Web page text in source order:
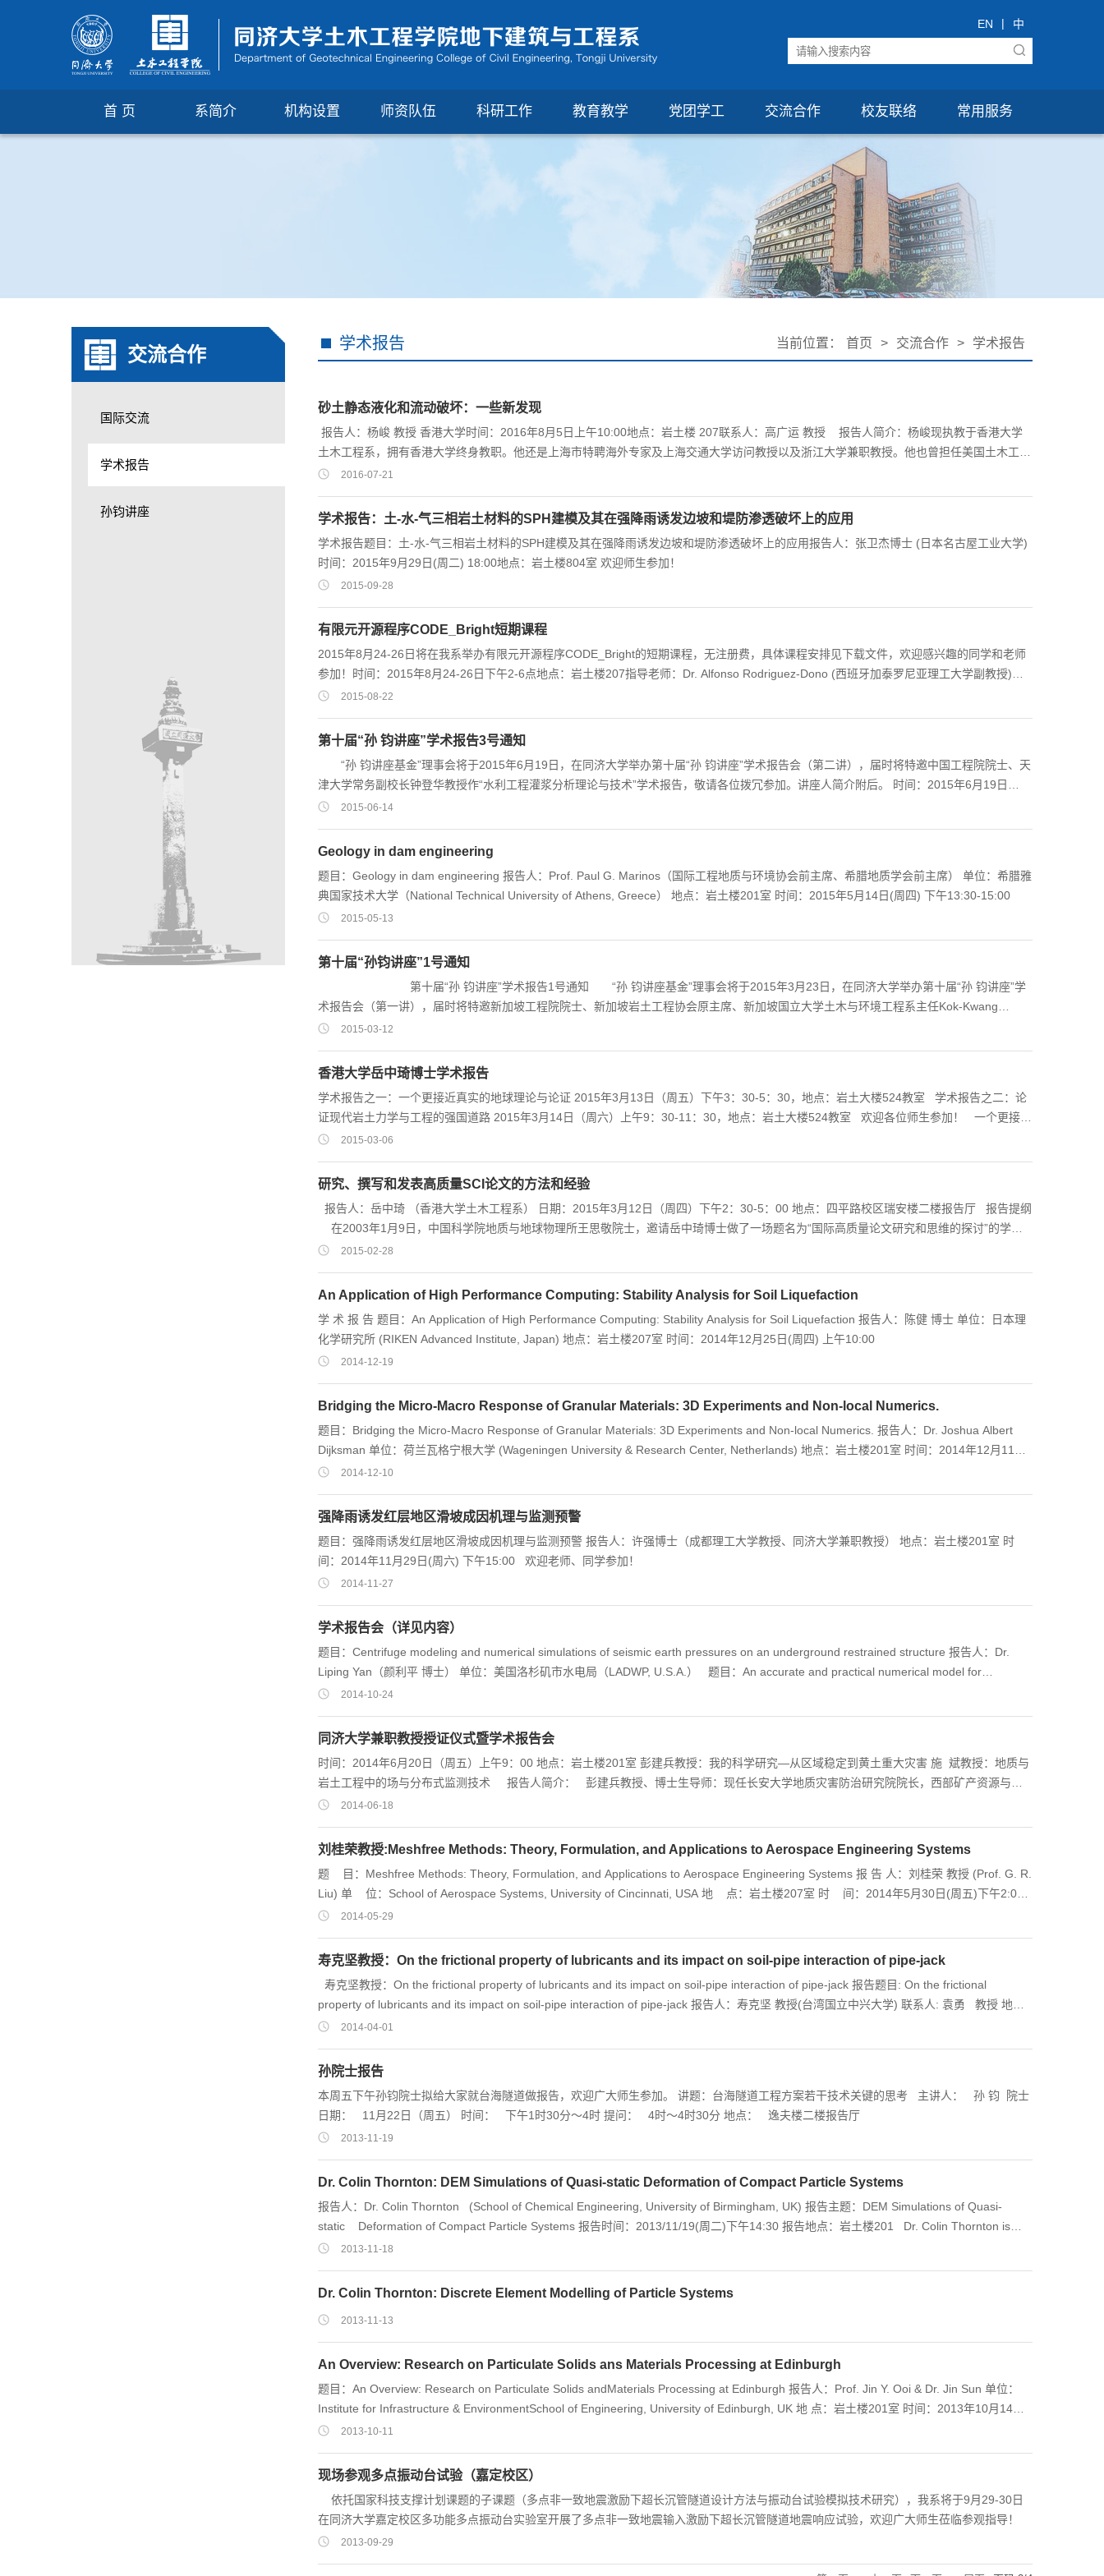
EN | 中
首 页 系简介 机构设置 师资队伍 科研工作 教育教学 党团学工 交流合作 校友联络 常用服务
交流合作
国际交流
学术报告
孙钧讲座
学术报告 当前位置： 首页 > 交流合作 > 学术报告
砂土静态液化和流动破坏：一些新发现
报告人：杨峻 教授 香港大学时间：2016年8月5日上午10:00地点：岩土楼 207联系人：高广运 教授 报告人简介：杨峻现执教于香港大学
土木工程系，拥有香港大学终身教职。他还是上海市特聘海外专家及上海交通大学访问教授以及浙江大学兼职教授。他也曾担任美国土木工程
师学会（ASCE）香港分会会长（2010-2011）、国际工程顾问公司港珠澳大桥特大项目岩土工程咨询专家以及国家重点基础研究发展计划项
涉及岩土工程、地震工程及其交叉领域，包括砂土在复杂应力条件下的液化机理、灾害及评估、地震场地效应及多维地震响应分析、土与结构
工程问题，并发表了170余篇研究论文...
2016-07-21
学术报告：土-水-气三相岩土材料的SPH建模及其在强降雨诱发边坡和堤防渗透破坏上的应用
学术报告题目：土-水-气三相岩土材料的SPH建模及其在强降雨诱发边坡和堤防渗透破坏上的应用报告人：张卫杰博士 (日本名古屋工业大学)
时间：2015年9月29日(周二) 18:00地点：岩土楼804室 欢迎师生参加！
2015-09-28
有限元开源程序CODE_Bright短期课程
2015年8月24-26日将在我系举办有限元开源程序CODE_Bright的短期课程，无注册费，具体课程安排见下载文件，欢迎感兴趣的同学和老师
参加！时间：2015年8月24-26日下午2-6点地点：岩土楼207指导老师：Dr. Alfonso Rodriguez-Dono (西班牙加泰罗尼亚理工大学副教授)具
体内容详见附件 Code_Bright简介 CODE_BRIGHT is a general-purpose finite element program developed by the Department of
hydro-mechanical (THM) phenomena in geological media. The development of CODE_BRIGHT started in 1990 with the purpose of
2015-08-22
第十届“孙 钧讲座”学术报告3号通知
“孙 钧讲座基金”理事会将于2015年6月19日，在同济大学举办第十届“孙 钧讲座”学术报告会（第二讲），届时将特邀中国工程院院士、天
津大学常务副校长钟登华教授作“水利工程灌浆分析理论与技术”学术报告，敬请各位拨冗参加。讲座人简介附后。 时间：2015年6月19日
14:00-16:30地点：同济大学逸夫楼二楼演讲厅 主 办：“孙钧讲座基金”理事会协 办：同济大学土木工程学院地下建筑与工程系 中国土木
土木工程学会地下工程专业委员会 &nb...
2015-06-14
Geology in dam engineering
题目：Geology in dam engineering 报告人：Prof. Paul G. Marinos（国际工程地质与环境协会前主席、希腊地质学会前主席） 单位：希腊雅
典国家技术大学（National Technical University of Athens, Greece） 地点：岩土楼201室 时间：2015年5月14日(周四) 下午13:30-15:00
2015-05-13
第十届“孙钧讲座”1号通知
术报告会（第一讲），届时将特邀新加坡工程院院士、新加坡岩土工程协会原主席、新加坡国立大学土木与环境工程系主任Kok-Kwang
Phoon教授作“Reliability of Geotechnical Structures”学术报告。敬请各位拨冗参加。讲座内容及讲座人简介附后。 时间：2015年3月23日下
2015-03-12
香港大学岳中琦博士学术报告
学术报告之一：一个更接近真实的地球理论与论证 2015年3月13日（周五）下午3：30-5：30，地点：岩土大楼524教室 学术报告之二：论
证现代岩土力学与工程的强国道路 2015年3月14日（周六）上午9：30-11：30，地点：岩土大楼524教室 欢迎各位师生参加！ 一个更接近
真实的地球理论与论证 报告提纲：众多科学家对地球的三百多年的研究和论证，取得了巨大成果。这些成果使得人们对地球的认识越来越接
在不足和不完善之处。例如，用现有地球理论，人们还是不能预测地震等自然灾害，还是不能预测石油气储量。在本次报告中，岳中琦博士将
生的各种现象，可更有效合理地预测、预防包括...
2015-03-06
研究、撰写和发表高质量SCI论文的方法和经验
报告人：岳中琦 （香港大学土木工程系） 日期：2015年3月12日（周四）下午2：30-5：00 地点：四平路校区瑞安楼二楼报告厅 报告提纲
在2003年1月9日，中国科学院地质与地球物理所王思敬院士，邀请岳中琦博士做了一场题名为“国际高质量论文研究和思维的探讨”的学术
报告。之后的十多年，岳中琦博士又应邀在中国科学院研究生院地球科学学院、北京大学、南京大学、东南大学和中国地质大学等数十个大学
体会，同大家分析、阐明、说明、分享了，如何研究、撰写和发表高质量SCI论文的一套具体、可行方法。这套方法是：个人和团队的脑海要
照已知自然规...
2015-02-28
An Application of High Performance Computing: Stability Analysis for Soil Liquefaction
学 术 报 告 题目：An Application of High Performance Computing: Stability Analysis for Soil Liquefaction 报告人：陈健 博士 单位：日本理
化学研究所 (RIKEN Advanced Institute, Japan) 地点：岩土楼207室 时间：2014年12月25日(周四) 上午10:00
2014-12-19
Bridging the Micro-Macro Response of Granular Materials: 3D Experiments and Non-local Numerics.
题目：Bridging the Micro-Macro Response of Granular Materials: 3D Experiments and Non-local Numerics. 报告人：Dr. Joshua Albert
Dijksman 单位：荷兰瓦格宁根大学 (Wageningen University & Research Center, Netherlands) 地点：岩土楼201室 时间：2014年12月11日
(周四) 上午10:00 摘要：If you walk on sand, it supports your weight. How do the disordered forces between particles in sand organize, to
forces between deeply buried grains in three dimensions. In my talk, I will describe experiments in which we have succeeded in
2014-12-10
强降雨诱发红层地区滑坡成因机理与监测预警
题目：强降雨诱发红层地区滑坡成因机理与监测预警 报告人：许强博士（成都理工大学教授、同济大学兼职教授） 地点：岩土楼201室 时
间：2014年11月29日(周六) 下午15:00 欢迎老师、同学参加！
2014-11-27
学术报告会（详见内容）
题目：Centrifuge modeling and numerical simulations of seismic earth pressures on an underground restrained structure 报告人：Dr.
Liping Yan（颜利平 博士） 单位：美国洛杉矶市水电局（LADWP, U.S.A.） 题目：An accurate and practical numerical model for
interfacial multiphase flows on arbitrary unstructured grids 报告人：Dr. Feng Xiao（肖锋 博士） 单位：日本东京工业大学（Tokyo Institute
2014-10-24
同济大学兼职教授授证仪式暨学术报告会
时间：2014年6月20日（周五）上午9：00 地点：岩土楼201室 彭建兵教授：我的科学研究—从区域稳定到黄土重大灾害 施 斌教授：地质与
岩土工程中的场与分布式监测技术 报告人简介： 彭建兵教授、博士生导师：现任长安大学地质灾害防治研究院院长，西部矿产资源与地
质工程教育部重点实验室主任；国家973项目首席科学家、国家科技进步二等奖第一完成人。 施 斌，教授、博士生导师：现任南京大学（苏
2014-06-18
刘桂荣教授:Meshfree Methods: Theory, Formulation, and Applications to Aerospace Engineering Systems
题 目：Meshfree Methods: Theory, Formulation, and Applications to Aerospace Engineering Systems 报 告 人：刘桂荣 教授 (Prof. G. R.
Liu) 单 位：School of Aerospace Systems, University of Cincinnati, USA 地 点：岩土楼207室 时 间：2014年5月30日(周五)下午2:00
联 系 人：黄雨 教授 报告人简介： 刘桂荣 (GR Liu) 教授于1991年在日本东北大学 (Tohoku University)获得博士学位，1991-1993在美国
Scholar)，国际计算力学协会执委，亚太区计算力学协会秘书长，国际期刊International Journal of Computational Methods主编，Inverse
2014-05-29
寿克坚教授：On the frictional property of lubricants and its impact on soil-pipe interaction of pipe-jack
property of lubricants and its impact on soil-pipe interaction of pipe-jack 报告人：寿克坚 教授(台湾国立中兴大学) 联系人: 袁勇 教授 地点:
岩土楼207会议室 时间: 2014年4月3日 14：00 报告人简介: Experience 2010/8~2013/7 Deaprtement Head, Department of Civil
2014-04-01
孙院士报告
本周五下午孙钧院士拟给大家就台海隧道做报告，欢迎广大师生参加。 讲题：台海隧道工程方案若干技术关键的思考 主讲人： 孙 钧 院士
2013-11-19
Dr. Colin Thornton: DEM Simulations of Quasi-static Deformation of Compact Particle Systems
报告人：Dr. Colin Thornton (School of Chemical Engineering, University of Birmingham, UK) 报告主题：DEM Simulations of Quasi-
static Deformation of Compact Particle Systems 报告时间：2013/11/19(周二)下午14:30 报告地点：岩土楼201 Dr. Colin Thornton is
one of the pioneers of the application of the Discrete Element Method (DEM) to theoretical soil mechanics and problems in particle
systems, agglomerate impact coalescence, fracture and attrition, hopper flow, die filling, gas-fluidized beds and particle impact studies.
2013-11-18
Dr. Colin Thornton: Discrete Element Modelling of Particle Systems
2013-11-13
An Overview: Research on Particulate Solids ans Materials Processing at Edinburgh
题目：An Overview: Research on Particulate Solids andMaterials Processing at Edinburgh 报告人：Prof. Jin Y. Ooi & Dr. Jin Sun 单位：
Institute for Infrastructure & EnvironmentSchool of Engineering, University of Edinburgh, UK 地 点：岩土楼201室 时间：2013年10月14日
(周一) 下午14:00 联 系 人: 黄雨 教授
2013-10-11
现场参观多点振动台试验（嘉定校区）
依托国家科技支撑计划课题的子课题（多点非一致地震激励下超长沉管隧道设计方法与振动台试验模拟技术研究），我系将于9月29-30日
在同济大学嘉定校区多功能多点振动台实验室开展了多点非一致地震输入激励下超长沉管隧道地震响应试验，欢迎广大师生莅临参观指导！
2013-09-29